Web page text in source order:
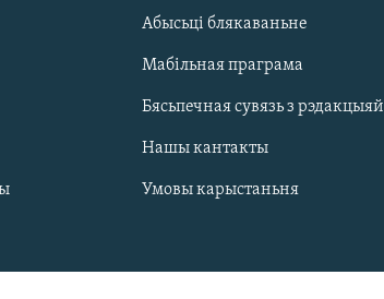
Абысьці блякаваньне
Мабільная праграма
Бясьпечная сувязь з рэдакцыяй
Нашы кантакты
Умовы карыстаньня